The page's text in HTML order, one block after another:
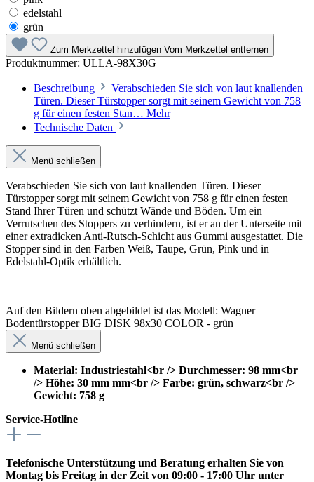
edelstahl
grün
Zum Merkzettel hinzufügen Vom Merkzettel entfernen
Produktnummer: ULLA-98X30G
Beschreibung
Verabschieden Sie sich von laut knallenden
Türen. Dieser Türstopper sorgt mit seinem Gewicht von 758
g für einen festen Stan… Mehr
Technische Daten
Menü schließen
Verabschieden Sie sich von laut knallenden Türen. Dieser
Türstopper sorgt mit seinem Gewicht von 758 g für einen festen
Stand Ihrer Türen und schützt Wände und Böden. Um ein
Verrutschen des Stoppers zu verhindern, ist er an der Unterseite mit
einer extradicken Anti-Rutsch-Schicht aus Gummi ausgestattet. Die
Stopper sind in den Farben Weiß, Taupe, Grün, Pink und in
Edelstahl-Optik erhältlich.
Auf den Bildern oben abgebildet ist das Modell: Wagner
Bodentürstopper BIG DISK 98x30 COLOR - grün
Menü schließen
Material: Industriestahl<br /> Durchmesser: 98 mm<br
/> Höhe: 30 mm mm<br /> Farbe: grün, schwarz<br />
Gewicht: 758 g
Service-Hotline
Telefonische Unterstützung und Beratung erhalten Sie von
Montag bis Freitag in der Zeit von 09:00 - 17:00 Uhr unter